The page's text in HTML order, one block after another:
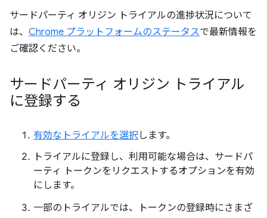
サードパーティ オリジン トライアルの進捗状況について
は、 Chrome プラットフォームのステータスで最新情報を
ご確認ください。
サードパーティ オリジン トライアル
に登録する
有効なトライアルを選択します。
トライアルに登録し、利用可能な場合は、サードパ
ーティ トークンをリクエストするオプションを有効
にします。
一部のトライアルでは、トークンの登録時にさまざ